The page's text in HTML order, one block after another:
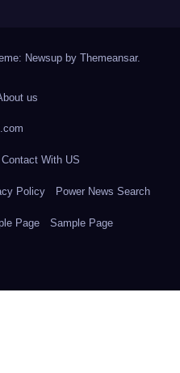
Newsup by Themeansar.
us
Contact With US
Policy Power News Search
Page Sample Page